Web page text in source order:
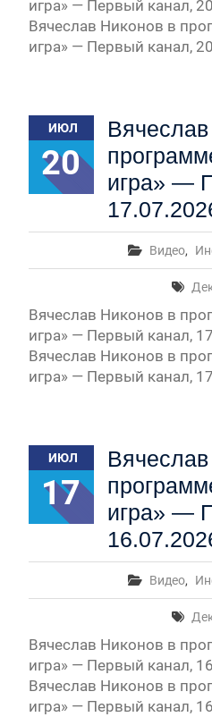
игра» — Первый канал,
Вячеслав Никонов в
игра» — Первый канал,
ИЮЛ
20
игра» —
Видео,
Вячеслав Никонов в
игра» — Первый канал,
Вячеслав Никонов в
игра» — Первый канал,
ИЮЛ
17
игра» —
Видео,
Вячеслав Никонов в
игра» — Первый канал,
Вячеслав Никонов в
игра» — Первый канал,